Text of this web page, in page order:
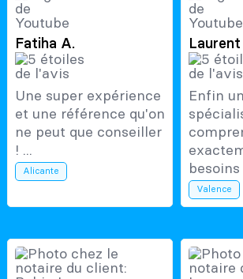
Fatiha A.
Une super expérience
et une référence qu'on
ne peut que conseiller
! ...
Alicante
Enfin
besoins
Valence